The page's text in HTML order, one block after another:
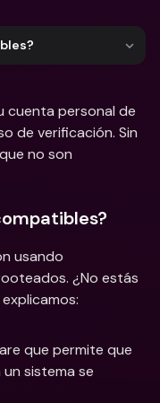
cuenta personal de
de verificación. Sin
no son
usando
¿No estás
que permite que
sistema se